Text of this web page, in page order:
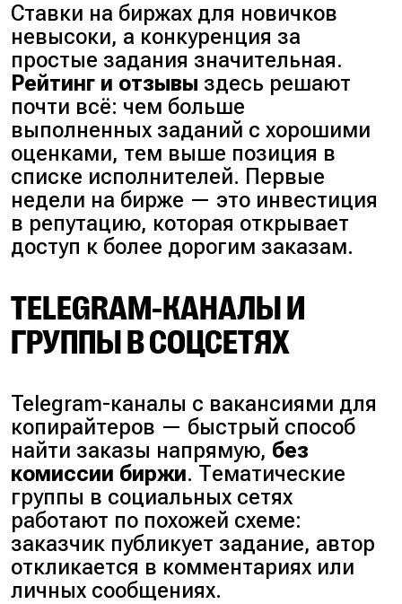
Ставки на биржах для новичков
невысоки, а конкуренция за
простые задания значительная.
Рейтинг и отзывы здесь решают
почти всё: чем больше
выполненных заданий с хорошими
оценками, тем выше позиция в
списке исполнителей. Первые
недели на бирже — это инвестиция
в репутацию, которая открывает
доступ к более дорогим заказам.
TELEGRAM-КАНАЛЫ И
ГРУППЫ В СОЦСЕТЯХ
Telegram-каналы с вакансиями для
копирайтеров — быстрый способ
найти заказы напрямую, без
комиссии биржи. Тематические
группы в социальных сетях
работают по похожей схеме:
заказчик публикует задание, автор
откликается в комментариях или
личных сообщениях.